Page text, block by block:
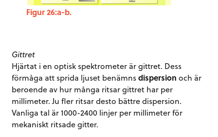
Figur 26:a-b.
Gittret
Hjärtat i en optisk spektrometer är gittret. Dess
förmåga att sprida ljuset benämnsdispersion och är
beroende av hur många ritsar gittret har per
millimeter. Ju fler ritsar desto bättre dispersion.
Vanliga tal är 1000-2400 linjer per millimeter för
mekaniskt ritsade gitter.